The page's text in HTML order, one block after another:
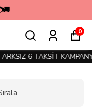
0
6 TAKSİT